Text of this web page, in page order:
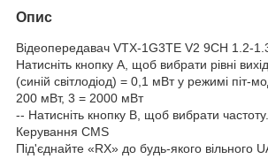
Опис
Відеопередавач VTX-1G3TE V2 9CH 1.2-
Натисніть кнопку A, щоб вибрати рівні
(синій світлодіод) = 0,1 мВт у режимі піт-
200 мВт, 3 = 2000 мВт
-- Натисніть кнопку B, щоб вибрати частоту.
Керування CMS
Під'єднайте «RX» до будь-якого вільного